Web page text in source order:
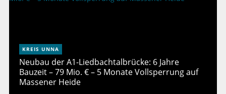
KREIS UNNA
Neubau der A1-Liedbachtalbrücke: 6 Jahre
Bauzeit – 79 Mio. € – 5 Monate Vollsperrung auf
Massener Heide